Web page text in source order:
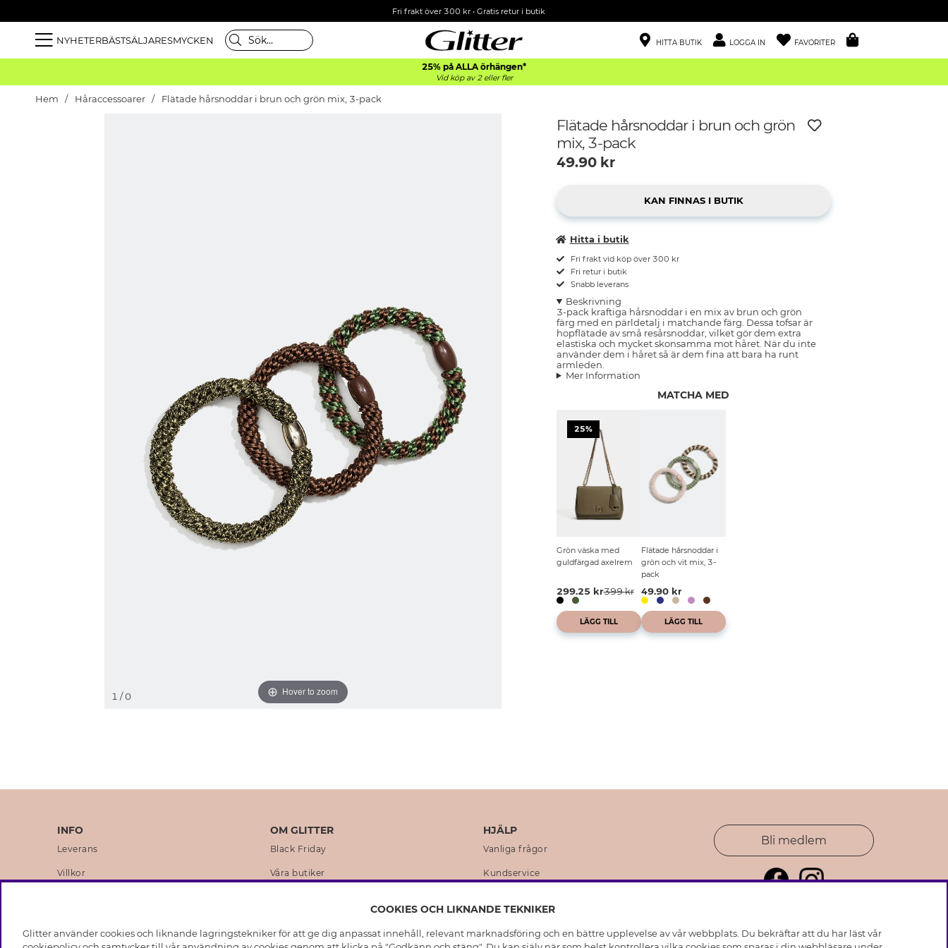
Fri frakt över 300 kr• Gratis retur i butik
NYHETERBÄSTSÄLJARESMYCKEN HITTA BUTIK LOGGA IN FAVORITER
25% på ALLA örhängen*
Vid köp av 2 eller fler
Hem Håraccessoarer Flätade hårsnoddar i brun och grön mix, 3-pack
Hover to zoom
1 / 0
Flätade hårsnoddar i brun och grön
mix, 3-pack
49.90kr
Hitta i butik
Fri frakt vid köp över 300 kr
Fri retur i butik
Snabb leverans
Beskrivning
3-pack kraftiga hårsnoddar i en mix av brun och grön
färg med en pärldetalj i matchande färg. Dessa tofsar är
hopflätade av små resårsnoddar, vilket gör dem extra
elastiska och mycket skonsamma mot håret. När du inte
använder dem i håret så är dem fina att bara ha runt
armleden.
Mer Information
MATCHA MED
25%
Grön väska med
guldfärgad axelrem
299.25 kr399 kr
LÄGG TILL
Flätade hårsnoddar i
grön och vit mix, 3-
pack
49.90 kr
LÄGG TILL
INFO
Leverans
Villkor
Medlemsvillkor
OM GLITTER
Black Friday
Våra butiker
Hållbarhet
HJÄLP
Vanliga frågor
Kundservice
Skötselråd skinnhandskar
Bli medlem
COOKIES OCH LIKNANDE TEKNIKER
Glitter använder cookies och liknande lagringstekniker för att ge dig anpassat innehåll, relevant marknadsföring och en bättre upplevelse av vår webbplats. Du bekräftar att du har läst vår